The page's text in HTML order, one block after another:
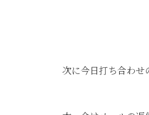
次に今日打ち合わ